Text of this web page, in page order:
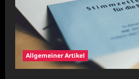
Allgemeiner Artikel